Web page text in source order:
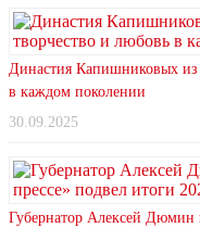
Династия Капишниковых
в каждом поколении
30.09.2025
Губернатор Алексей Дюмин